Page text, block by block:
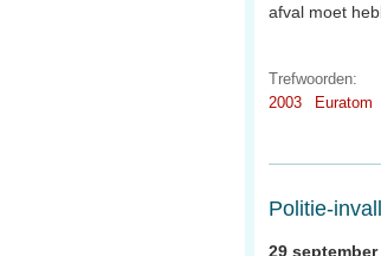
afval moet
Trefwoorden:
2003
Euratom
Politie-
29 september